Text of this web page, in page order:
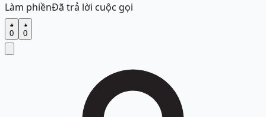
Làm phiềnĐã trả lời cuộc gọi
0 0